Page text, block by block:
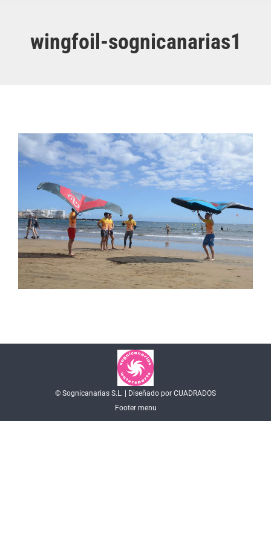
wingfoil-sognicanarias1
© Sognicanarias S.L. | Diseñado por CUADRADOS
Footer menu